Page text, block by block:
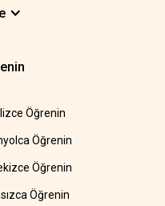
Öğrenin
Öğrenin
Öğrenin
Öğrenin